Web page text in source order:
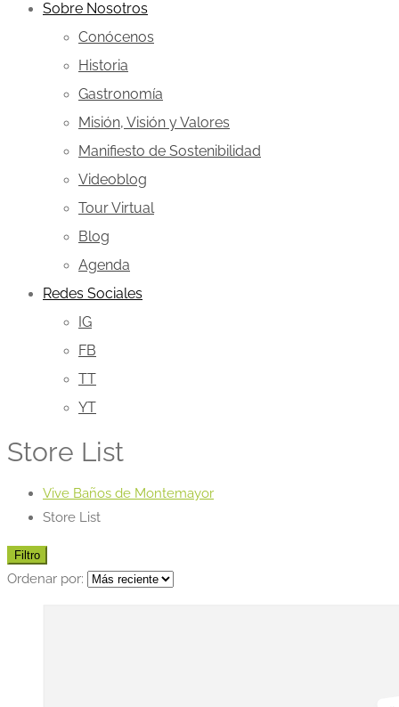
Sobre Nosotros
Conócenos
Historia
Gastronomía
Misión, Visión y Valores
Manifiesto de Sostenibilidad
Videoblog
Tour Virtual
Blog
Agenda
Redes Sociales
IG
FB
TT
YT
Store List
Vive Baños de Montemayor
Store List
Filtro
Ordenar por: